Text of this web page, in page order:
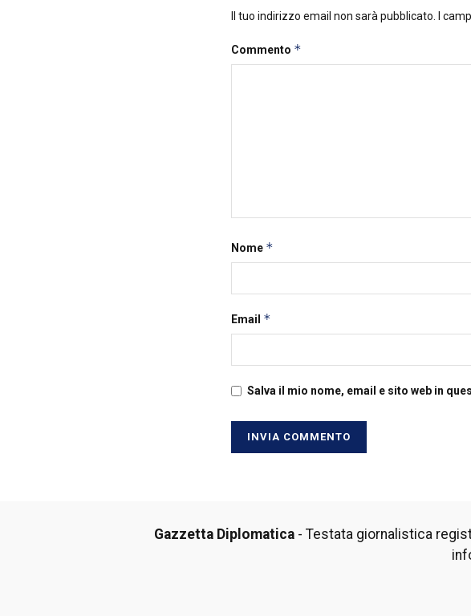
Il tuo indirizzo email non sarà pubblicato. I
Commento *
Nome *
Email *
Salva il mio nome, email e sito web in
Gazzetta Diplomatica- Testata giornalistica